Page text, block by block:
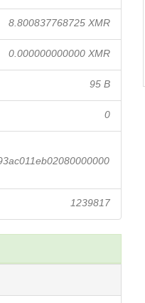
8.800837768725 XMR
0.000000000000 XMR
95 B
0
1239817